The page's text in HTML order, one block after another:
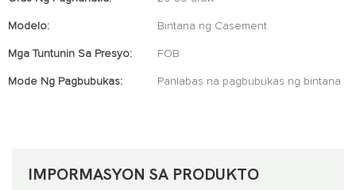
Modelo: Bintana ng Casement
Mga Tuntunin Sa Presyo: FOB
Mode Ng Pagbubukas: Panlabas na pagbubukas ng bintana
IMPORMASYON SA PRODUKTO